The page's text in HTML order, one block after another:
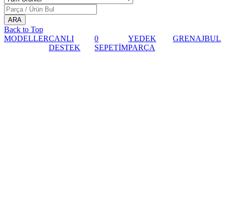
Back to Top
MODELLERCANLI
DESTEK
0
SEPETİM
YEDEK
PARÇA
GRENAJBUL